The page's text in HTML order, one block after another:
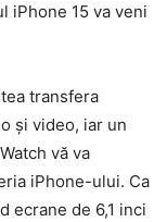
iPhone 15 va veni
transfera
și video, iar un
vă va
iPhone-ului. Ca
ecrane de 6,1 inci